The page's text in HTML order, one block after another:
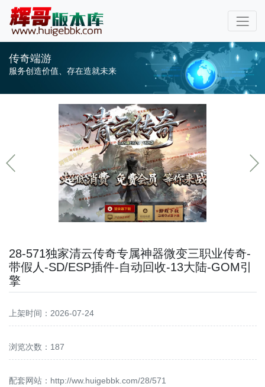
传奇端游
服务创造价值、存在造就未来
28-571独家清云传奇专属神器微变三职业传奇-
带假人-SD/ESP插件-自动回收-13大陆-GOM引
擎
上架时间：2026-07-24
浏览次数：187
配套网站： http://ww.huigebbk.com/28/571